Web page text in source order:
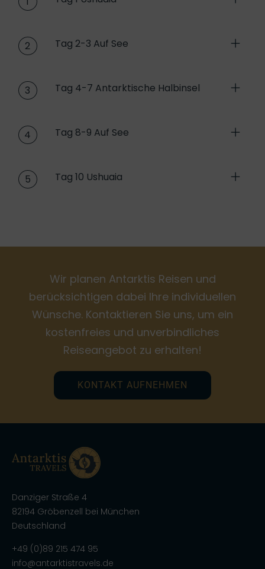
2 Tag 2-3 Auf See
3 Tag 4-7 Antarktische Halbinsel
4 Tag 8-9 Auf See
5 Tag 10 Ushuaia
Wir planen Antarktis Reisen und
berücksichtigen dabei Ihre individuellen
Wünsche. Kontaktieren Sie uns, um ein
kostenfreies und unverbindliches
Reiseangebot zu erhalten!
KONTAKT AUFNEHMEN
Danziger Straße 4
82194 Gröbenzell bei München
Deutschland
+49 (0)89 215 474 95
info@antarktistravels.de